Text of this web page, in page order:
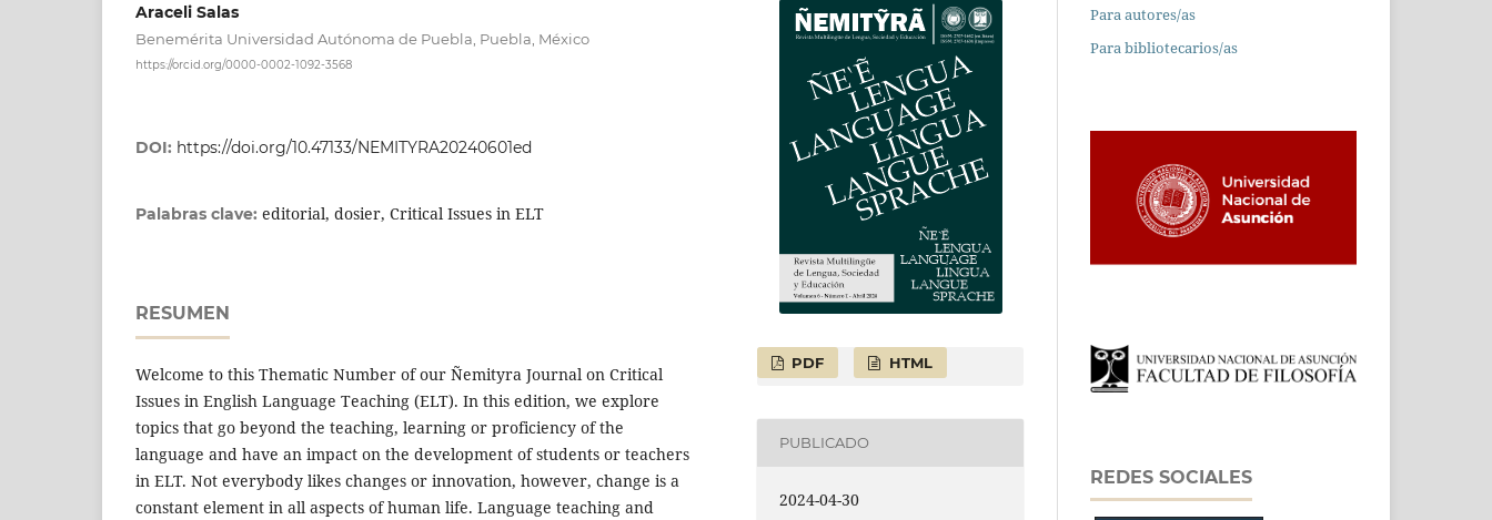
Araceli Salas
Benemérita Universidad Autónoma de Puebla, Puebla, México
https://orcid.org/0000-0002-1092-3568
DOI: https://doi.org/10.47133/NEMITYRA20240601ed
Palabras clave: editorial, dosier, Critical Issues in ELT
RESUMEN
Welcome to this Thematic Number of our Ñemityra Journal on Critical
Issues in English Language Teaching (ELT). In this edition, we explore
topics that go beyond the teaching, learning or proficiency of the
language and have an impact on the development of students or teachers
in ELT. Not everybody likes changes or innovation, however, change is a
constant element in all aspects of human life. Language teaching and
PDF HTML
PUBLICADO
2024-04-30
Para autores/as
Para bibliotecarios/as
REDES SOCIALES